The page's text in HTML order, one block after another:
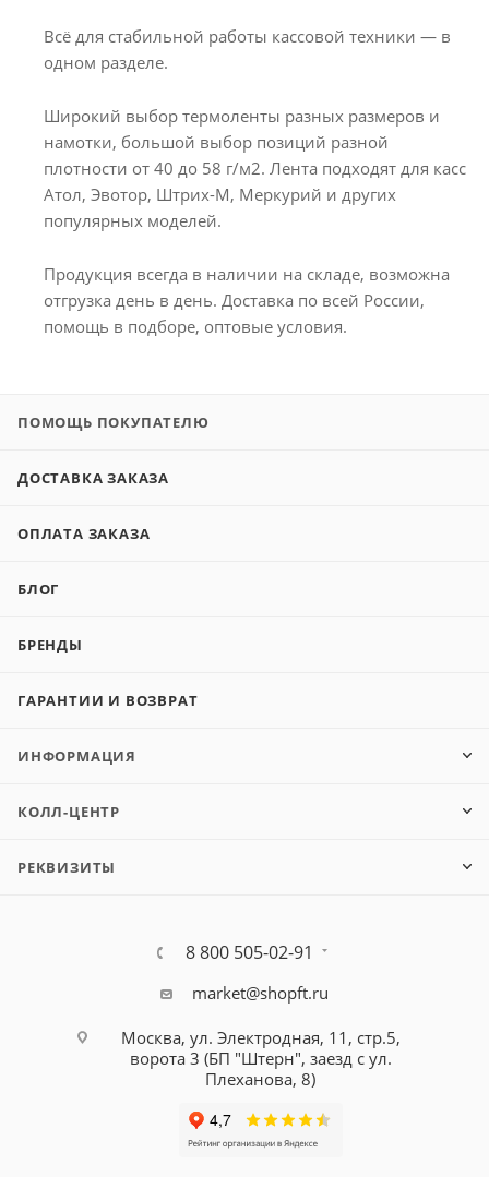
Всё для стабильной работы кассовой техники — в
одном разделе.
Широкий выбор термоленты разных размеров и
намотки, большой выбор позиций разной
плотности от 40 до 58 г/м2. Лента подходят для касс
Атол, Эвотор, Штрих-М, Меркурий и других
популярных моделей.
Продукция всегда в наличии на складе, возможна
отгрузка день в день. Доставка по всей России,
помощь в подборе, оптовые условия.
ПОМОЩЬ ПОКУПАТЕЛЮ
ДОСТАВКА ЗАКАЗА
ОПЛАТА ЗАКАЗА
БЛОГ
БРЕНДЫ
ГАРАНТИИ И ВОЗВРАТ
ИНФОРМАЦИЯ
КОЛЛ-ЦЕНТР
РЕКВИЗИТЫ
8 800 505-02-91
market@shopft.ru
Москва, ул. Электродная, 11, стр.5,
ворота 3 (БП "Штерн", заезд с ул.
Плеханова, 8)